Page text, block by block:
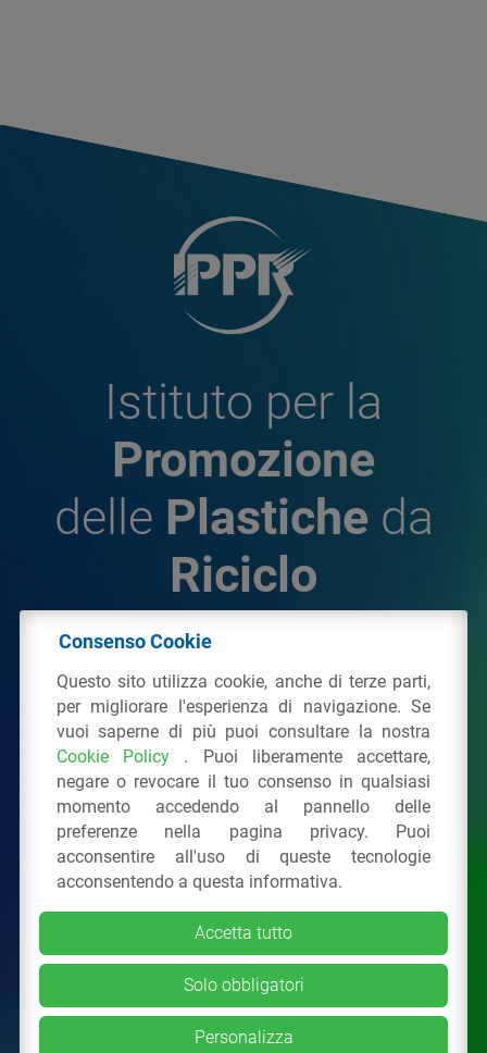
Istituto per la
Promozione
delle Plastiche da
Riciclo
Plastiche da Riciclo
C.F. 97381090154
Via San Vittore 36 20123Milano (MI)
Tel.: 02 43928225.
Tutti i diritti riservati Privacy Policy &Cookie
Consenso Cookie
Questo sito utilizza cookie, anche di terze parti,
per migliorare l'esperienza di navigazione. Se
vuoi saperne di più puoi consultare la nostra
Cookie Policy . Puoi liberamente accettare,
negare o revocare il tuo consenso in qualsiasi
momento accedendo al pannello delle
preferenze nella pagina privacy. Puoi
acconsentire all'uso di queste tecnologie
acconsentendo a questa informativa.
Accetta tutto
Solo obbligatori
Personalizza